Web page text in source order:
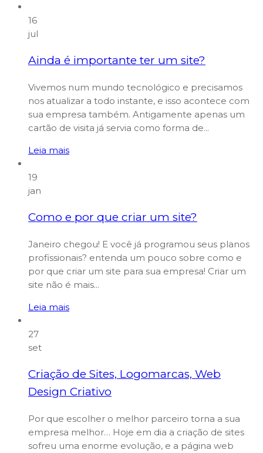
16
jul
Ainda é importante ter um site?
Vivemos num mundo tecnológico e precisamos
nos atualizar a todo instante, e isso acontece com
sua empresa também. Antigamente apenas um
cartão de visita já servia como forma de...
Leia mais
19
jan
Como e por que criar um site?
Janeiro chegou! E você já programou seus planos
profissionais? entenda um pouco sobre como e
por que criar um site para sua empresa! Criar um
site não é mais...
Leia mais
27
set
Criação de Sites, Logomarcas, Web
Design Criativo
Por que escolher o melhor parceiro torna a sua
empresa melhor… Hoje em dia a criação de sites
sofreu uma enorme evolução, e a página web